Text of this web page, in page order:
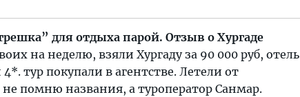
для отдыха парой. Отзыв о Хургаде
на неделю, взяли Хургаду за 90 000 руб, отель
тур покупали в агентстве. Летели от
помню названия, а туроператор Санмар.